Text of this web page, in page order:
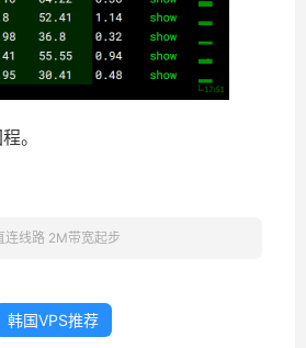
。
连线路 2M带宽起步
韩国VPS推荐